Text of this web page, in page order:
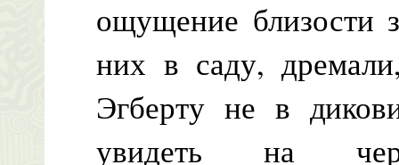
ощущение близости
них в саду,
Эгберту не в
увидеть на